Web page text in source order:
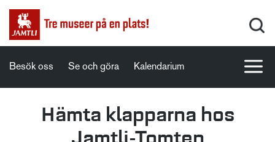
Besök oss Se och göra Kalendarium
Hämta klapparna hos